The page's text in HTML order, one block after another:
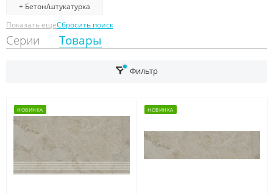
+ Бетон/штукатурка
Показать ещёСбросить поиск
Серии Товары
Фильтр
НОВИНКА НОВИНКА